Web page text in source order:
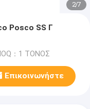
2/7
Posco SS Γ
：1 ΤΟΝΟΣ
Επικοινωνήστε